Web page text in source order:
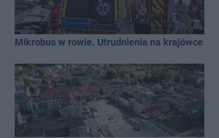
Mikrobus w rowie. Utrudnienia na krajówce